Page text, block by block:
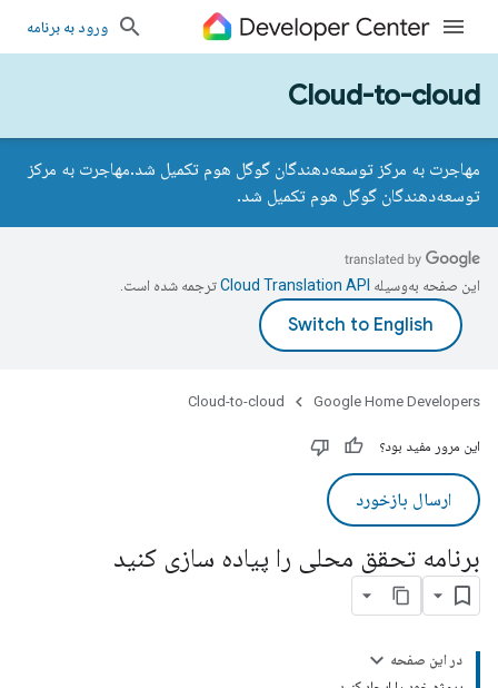
ورود به برنامه
Cloud-to-cloud
مهاجرت به مرکز توسعه‌دهندگان گوگل هوم تکمیل شد.مهاجرت به مرکز
توسعه‌دهندگان گوگل هوم تکمیل شد.
این صفحه به‌وسیله ترجمه شده است.
Google Home Developers
Cloud-to-cloud
این مرور مفید بود؟
ارسال بازخورد
برنامه تحقق محلی را پیاده سازی کنید
در این صفحه